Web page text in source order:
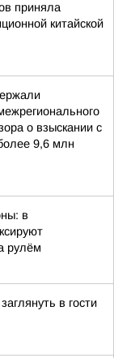
приняла
китайской
о взыскании с
9,6 млн
в
рулём
в гости